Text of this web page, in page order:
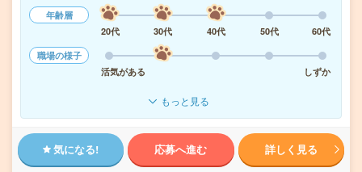
年齢層
20代
30代 40代 50代
60代
職場の様子
活気がある
しずか
もっと見る
気になる! 応募へ進む 詳しく見る